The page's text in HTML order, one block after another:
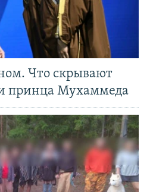
Что скрывают
принца Мухаммеда